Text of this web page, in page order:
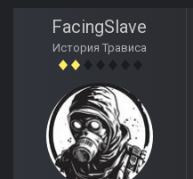
FacingSlave
История Трависа